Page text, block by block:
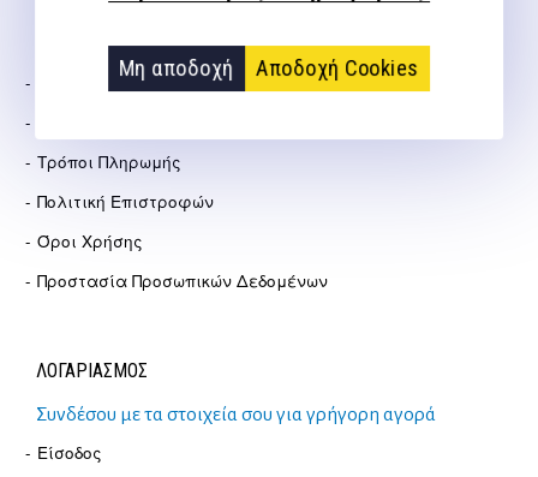
Μη αποδοχή Αποδοχή Cookies
Σχετικά Με Εμάς
Τρόποι Πληρωμής
Πολιτική Επιστροφών
Όροι Χρήσης
Προστασία Προσωπικών Δεδομένων
ΛΟΓΑΡΙΑΣΜΟΣ
Συνδέσου με τα στοιχεία σου για γρήγορη αγορά
Είσοδος